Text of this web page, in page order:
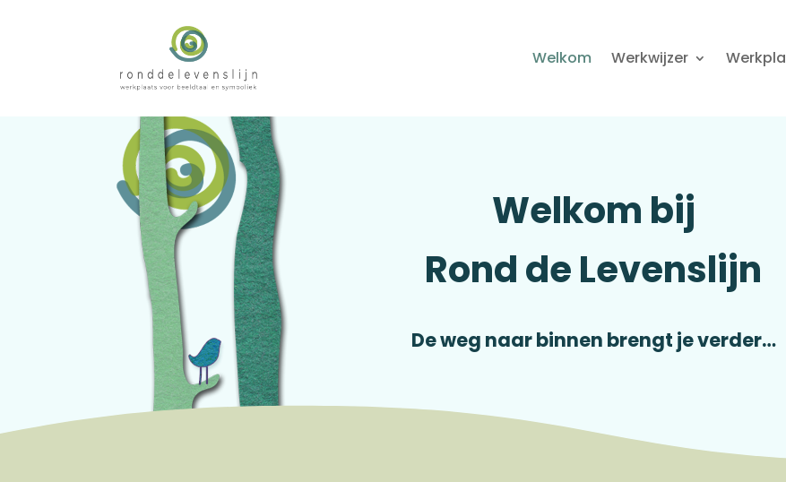
Welkom Werkwijzer
Welkom bij
Rond de Levenslijn
De weg naar binnen brengt je verder…